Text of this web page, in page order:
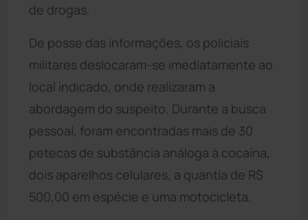
de drogas.
De posse das informações, os policiais
militares deslocaram-se imediatamente ao
local indicado, onde realizaram a
abordagem do suspeito. Durante a busca
pessoal, foram encontradas mais de 30
petecas de substância análoga à cocaína,
dois aparelhos celulares, a quantia de R$
500,00 em espécie e uma motocicleta.